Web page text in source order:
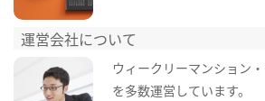
運営会社について
ウィークリーマンション
を多数運営しています。